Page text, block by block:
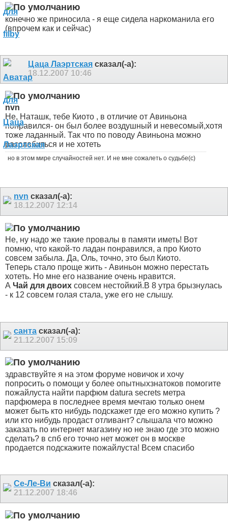
конечно же приносила - я еще сидела наркоманила его
(впрочем как и сейчас)
Цаца Лаэртская сказал(-а):
18.12.2007 10:46
nvn
Не, Наташк, тебе Киото , в отличие от Авиньона
понравился- он был более воздушный и невесомый,хотя
тоже ладанный. Так что по поводу Авиньона можно
расслабиться и не хотеть
но в этом мире случайностей нет. И не мне сожалеть о судьбе(с)
nvn сказал(-а):
18.12.2007 12:14
Не, ну надо же такие провалы в памяти иметь! Вот
помню, что какой-то ладан понравился, а про Киото
совсем забыла. Да, Оль, точно, это был Киото.
Теперь стало проще жить - Авиньон можно перестать
хотеть. Но мне его название очень нравится.
А Чай для двоих совсем нестойкий.В 8 утра брызнулась
- к 12 совсем голая стала, уже его не слышу.
санта сказал(-а):
21.12.2007 15:09
здравствуйте я на этом форуме новичок и хочу
попросить о помощи у более опытныхзнатоков помогите
пожайлуста найти парфюм datura secrets метра
парфюмера в последнее время мечтаю только онем
может быть кто нибудь подскажет где его можно купить ?
или кто нибудь продаст отливант? слышала что можно
заказать по интернет магазину но не знаю где это можно
сделать? в спб его точно нет может он в москве
продается подскажите пожайлуста! Всем спасибо
Се-Ле-Ви сказал(-а):
21.12.2007 18:46